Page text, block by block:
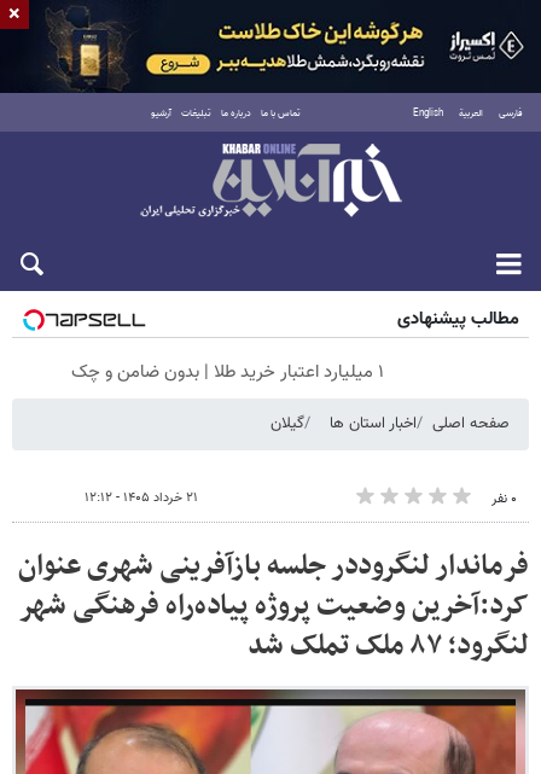
فارسی العربية English تماس با ما درباره ما تبلیغات آرشیو
شنبه ۱۷ مرداد ۱۴۰۵
مطالب پیشنهادی
۱ میلیارد اعتبار خرید طلا | بدون ضامن و چک
صفحه اصلی اخبار استان ها گیلان
۰ نفر ۲۱ خرداد ۱۴۰۵ - ۱۲:۱۲
فرماندار لنگروددر جلسه بازآفرینی شهری عنوان
کرد:آخرین وضعیت پروژه پیاده‌راه فرهنگی شهر
لنگرود؛ ۸۷ ملک تملک شد
×